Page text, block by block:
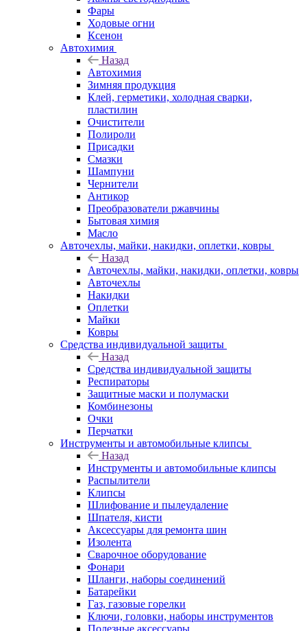
Фары
Ходовые огни
Ксенон
Автохимия
Назад
Автохимия
Зимняя продукция
Клей, герметики, холодная сварки,
пластилин
Очистители
Полироли
Присадки
Смазки
Шампуни
Чернители
Антикор
Преобразователи ржавчины
Бытовая химия
Масло
Авточехлы, майки, накидки, оплетки, ковры
Назад
Авточехлы, майки, накидки, оплетки, ковры
Авточехлы
Накидки
Оплетки
Майки
Ковры
Средства индивидуальной защиты
Назад
Средства индивидуальной защиты
Респираторы
Защитные маски и полумаски
Комбинезоны
Очки
Перчатки
Инструменты и автомобильные клипсы
Назад
Инструменты и автомобильные клипсы
Распылители
Клипсы
Шлифование и пылеудаление
Шпателя, кисти
Аксессуары для ремонта шин
Изолента
Сварочное оборудование
Фонари
Шланги, наборы соединений
Батарейки
Газ, газовые горелки
Ключи, головки, наборы инструментов
Полезные аксессуары